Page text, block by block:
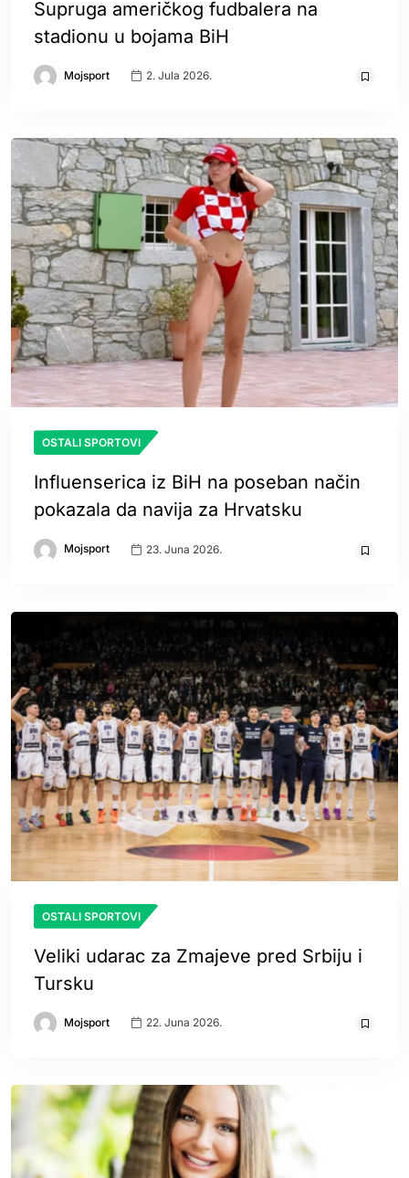
Supruga američkog fudbalera na
stadionu u bojama BiH
Mojsport 2. Jula 2026.
OSTALI SPORTOVI
Influenserica iz BiH na poseban način
pokazala da navija za Hrvatsku
Mojsport 23. Juna 2026.
OSTALI SPORTOVI
Veliki udarac za Zmajeve pred Srbiju i
Tursku
Mojsport 22. Juna 2026.